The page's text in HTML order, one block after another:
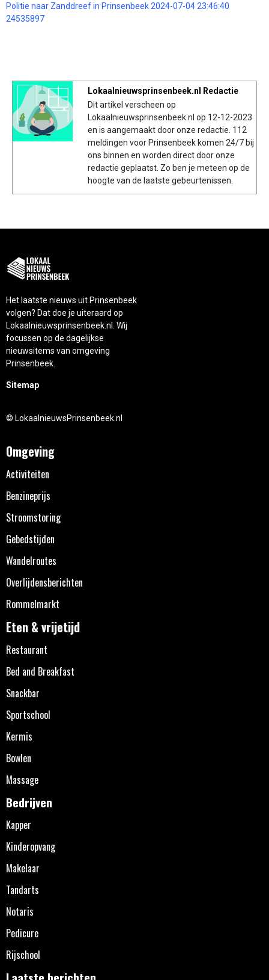
Politie naar Zanddreef in Prinsenbeek 2024-07-04 23:46:40
24535897
Lokaalnieuwsprinsenbeek.nl Redactie
Dit artikel verscheen op
Lokaalnieuwsprinsenbeek.nl op 12-12-2023
en is aangemaakt door onze redactie. 112
meldingen voor Prinsenbeek komen 24/7 bij
ons binnen en worden direct door onze
redactie geplaatst. Zo ben je meteen op de
hoogte van de laatste gebeurtenissen.
Het laatste nieuws uit Prinsenbeek
volgen? Dat doe je uiteraard op
Lokaalnieuwsprinsenbeek.nl. Wij
focussen op de dagelijkse
nieuwsitems van omgeving
Prinsenbeek.
Sitemap
© LokaalnieuwsPrinsenbeek.nl
Omgeving
Activiteiten
Benzineprijs
Stroomstoring
Gebedstijden
Wandelroutes
Overlijdensberichten
Rommelmarkt
Eten & vrijetijd
Restaurant
Bed and Breakfast
Snackbar
Sportschool
Kermis
Bowlen
Massage
Bedrijven
Kapper
Kinderopvang
Makelaar
Tandarts
Notaris
Pedicure
Rijschool